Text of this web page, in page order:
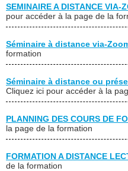
SEMINAIRE A DISTANCE VIA-
pour accéder à la page de la
Séminaire à distance via-
formation
Séminaire à distance ou
Cliquez ici pour accéder à la
PLANNING DES COURS DE
la page de la formation
FORMATION A DISTANCE
de la formation